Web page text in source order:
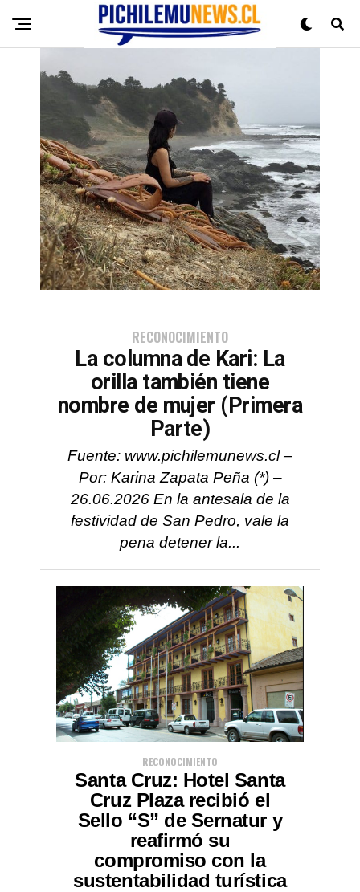
RECONOCIMIENTO
La columna de Kari: La
orilla también tiene
nombre de mujer (Primera
Parte)
Fuente: www.pichilemunews.cl –
Por: Karina Zapata Peña (*) –
26.06.2026 En la antesala de la
festividad de San Pedro, vale la
pena detener la...
RECONOCIMIENTO
Santa Cruz: Hotel Santa
Cruz Plaza recibió el
Sello “S” de Sernatur y
reafirmó su
compromiso con la
sustentabilidad turística